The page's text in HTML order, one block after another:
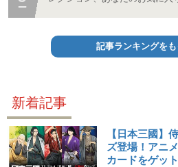
記事ランキングを
新着記事
【日本三國】
ズ登場！アニ
カードをゲッ